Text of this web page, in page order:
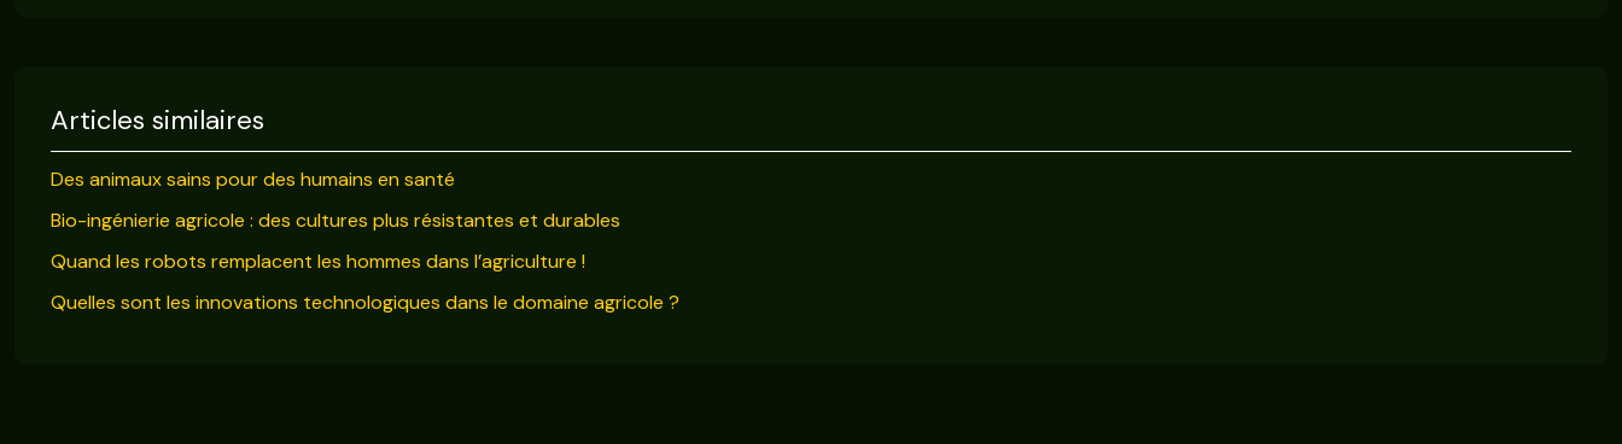
Articles similaires
Des animaux sains pour des humains en santé
Bio-ingénierie agricole : des cultures plus résistantes et durables
Quand les robots remplacent les hommes dans l’agriculture !
Quelles sont les innovations technologiques dans le domaine agricole ?